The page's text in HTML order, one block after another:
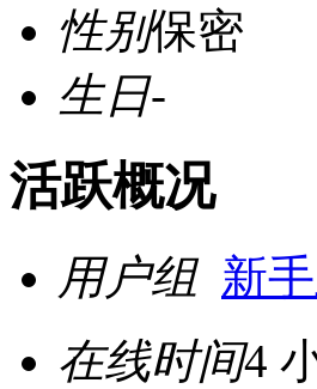
性别保密
生日-
活跃概况
用户组 新
在线时间4